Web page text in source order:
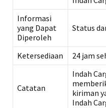
Informasi
yang Dapat
Diperoleh
Status
Ketersediaan 24 jam
Catatan
Indah
kiriman
Indah